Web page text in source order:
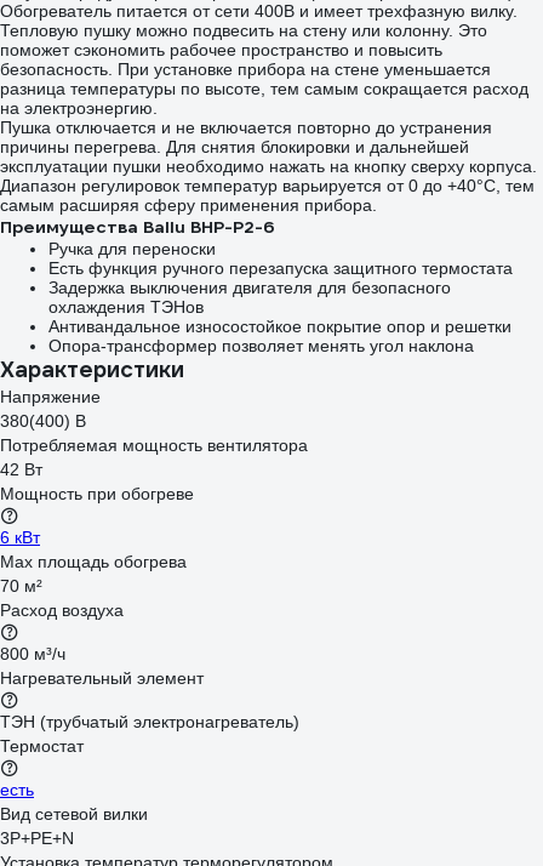
Обогреватель питается от сети 400В и имеет трехфазную вилку.
Тепловую пушку можно подвесить на стену или колонну. Это
поможет сэкономить рабочее пространство и повысить
безопасность. При установке прибора на стене уменьшается
разница температуры по высоте, тем самым сокращается расход
на электроэнергию.
Пушка отключается и не включается повторно до устранения
причины перегрева. Для снятия блокировки и дальнейшей
эксплуатации пушки необходимо нажать на кнопку сверху корпуса.
Диапазон регулировок температур варьируется от 0 до +40°C, тем
самым расширяя сферу применения прибора.
Преимущества Ballu BHP-P2-6
Ручка для переноски
Есть функция ручного перезапуска защитного термостата
Задержка выключения двигателя для безопасного
охлаждения ТЭНов
Антивандальное износостойкое покрытие опор и решетки
Опора-трансформер позволяет менять угол наклона
Характеристики
Напряжение
380(400) В
Потребляемая мощность вентилятора
42 Вт
Мощность при обогреве
6 кВт
Max площадь обогрева
70 м²
Расход воздуха
800 м³/ч
Нагревательный элемент
ТЭН (трубчатый электронагреватель)
Термостат
есть
Вид сетевой вилки
3Р+РЕ+N